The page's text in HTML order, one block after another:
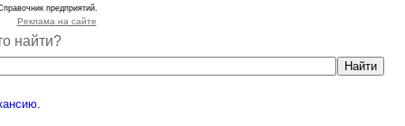
предприятий.
Реклама на сайте
найти?
.